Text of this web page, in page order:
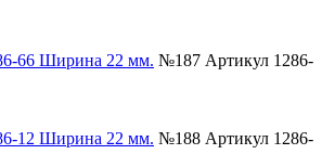
№187 Артикул 1286-
№188 Артикул 1286-